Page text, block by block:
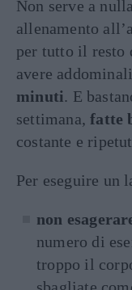
Non serve a
allenamento
per tutto il resto
avere
minuti. E
settimana,fatte
costante e
Per eseguire un
non
numero di
troppo il